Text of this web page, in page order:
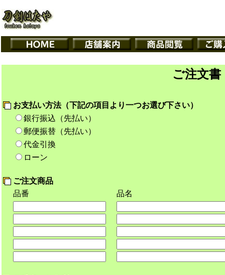
ご注文書
お支払い方法（下記の項目より一つお選び下さい）
銀行振込（先払い）
郵便振替（先払い）
代金引換
ローン
ご注文商品
品番
品名